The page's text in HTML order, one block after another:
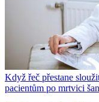
Když řeč přestane
pacientům po mrtvici